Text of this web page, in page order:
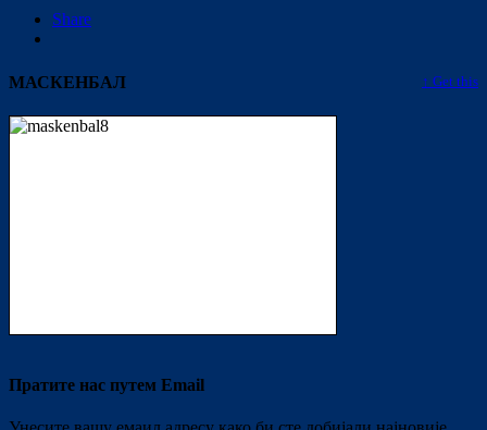
Share
↑ Get this
МАСКЕНБАЛ
Пратите нас путем Email